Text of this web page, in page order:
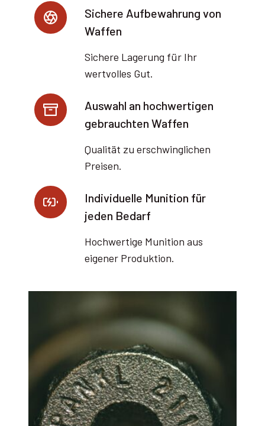
,
9
€
Sichere Aufbewahrung von
Waffen
Sichere Lagerung für Ihr
wertvolles Gut.
Auswahl an hochwertigen
gebrauchten Waffen
Qualität zu erschwinglichen
Preisen.
Individuelle Munition für
jeden Bedarf
Hochwertige Munition aus
eigener Produktion.